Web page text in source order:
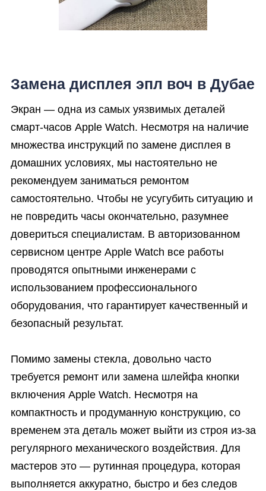
Замена дисплея эпл воч в Дубае
Экран — одна из самых уязвимых деталей
смарт-часов Apple Watch. Несмотря на наличие
множества инструкций по замене дисплея в
домашних условиях, мы настоятельно не
рекомендуем заниматься ремонтом
самостоятельно. Чтобы не усугубить ситуацию и
не повредить часы окончательно, разумнее
довериться специалистам. В авторизованном
сервисном центре Apple Watch все работы
проводятся опытными инженерами с
использованием профессионального
оборудования, что гарантирует качественный и
безопасный результат.
Помимо замены стекла, довольно часто
требуется ремонт или замена шлейфа кнопки
включения Apple Watch. Несмотря на
компактность и продуманную конструкцию, со
временем эта деталь может выйти из строя из-за
регулярного механического воздействия. Для
мастеров это — рутинная процедура, которая
выполняется аккуратно, быстро и без следов